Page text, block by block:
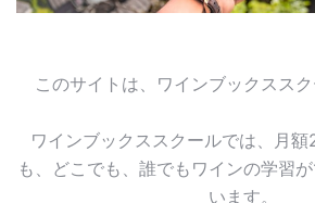
このサイトは、ワインブックススク
ワインブックススクールでは、月
も、どこでも、誰でもワインの学習
います。